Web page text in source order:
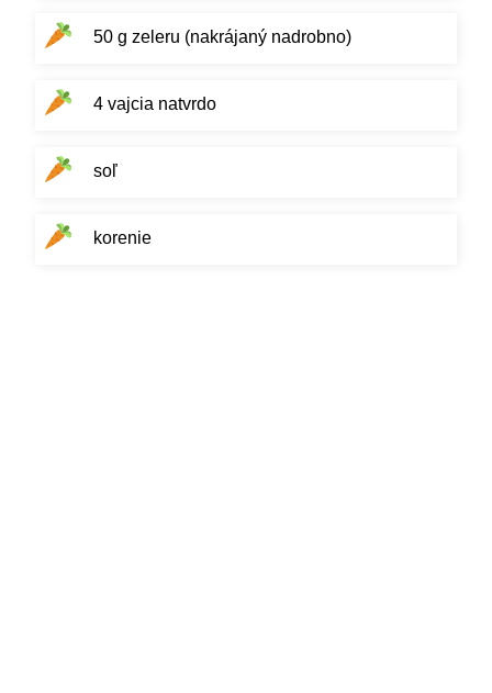
50 g zeleru (nakrájaný nadrobno)
4 vajcia natvrdo
soľ
korenie